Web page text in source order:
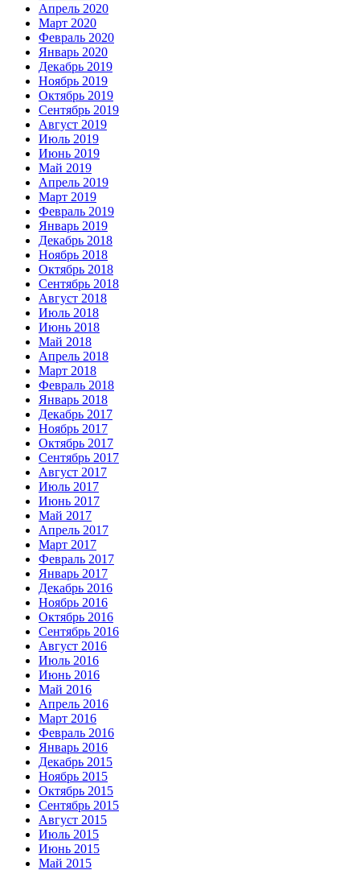
Апрель 2020
Март 2020
Февраль 2020
Январь 2020
Декабрь 2019
Ноябрь 2019
Октябрь 2019
Сентябрь 2019
Август 2019
Июль 2019
Июнь 2019
Май 2019
Апрель 2019
Март 2019
Февраль 2019
Январь 2019
Декабрь 2018
Ноябрь 2018
Октябрь 2018
Сентябрь 2018
Август 2018
Июль 2018
Июнь 2018
Май 2018
Апрель 2018
Март 2018
Февраль 2018
Январь 2018
Декабрь 2017
Ноябрь 2017
Октябрь 2017
Сентябрь 2017
Август 2017
Июль 2017
Июнь 2017
Май 2017
Апрель 2017
Март 2017
Февраль 2017
Январь 2017
Декабрь 2016
Ноябрь 2016
Октябрь 2016
Сентябрь 2016
Август 2016
Июль 2016
Июнь 2016
Май 2016
Апрель 2016
Март 2016
Февраль 2016
Январь 2016
Декабрь 2015
Ноябрь 2015
Октябрь 2015
Сентябрь 2015
Август 2015
Июль 2015
Июнь 2015
Май 2015